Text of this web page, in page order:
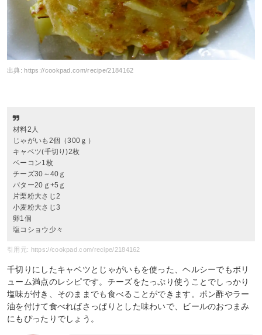
出典: https://cookpad.com/recipe/2184162
材料2人
じゃがいも2個（300ｇ）
キャベツ(千切り)2枚
ベーコン1枚
チーズ30～40ｇ
バター20ｇ+5ｇ
片栗粉大さじ2
小麦粉大さじ3
卵1個
塩コショウ少々
引用元: https://cookpad.com/recipe/2184162
千切りにしたキャベツとじゃがいもを使った、ヘルシーでもボリ
ューム満点のレシピです。チーズをたっぷり使うことでしっかり
塩味が付き、そのままでも食べることができます。ポン酢やラー
油を付けて食べればさっぱりとした味わいで、ビールのおつまみ
にもぴったりでしょう。